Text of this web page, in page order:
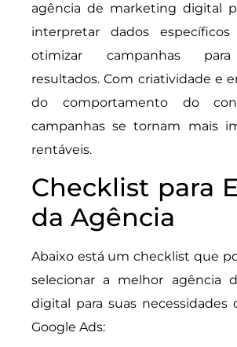
agência de marketing digital
interpretar dados
otimizar campanhas
resultados. Com criatividade e
do comportamento do
campanhas se tornam mais
rentáveis.
Checklist para
da Agência
Abaixo está um checklist que
selecionar a melhor agência
digital para suas necessidades
Google Ads: